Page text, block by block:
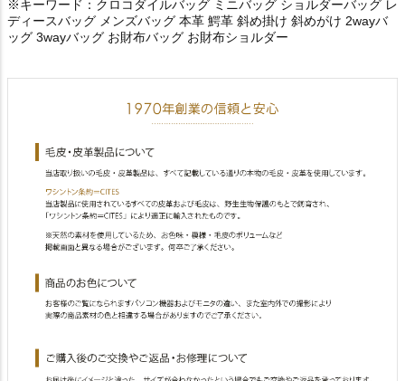
※キーワード：クロコダイルバッグ ミニバッグ ショルダーバッグ レ
ディースバッグ メンズバッグ 本革 鰐革 斜め掛け 斜めがけ 2wayバ
ッグ 3wayバッグ お財布バッグ お財布ショルダー